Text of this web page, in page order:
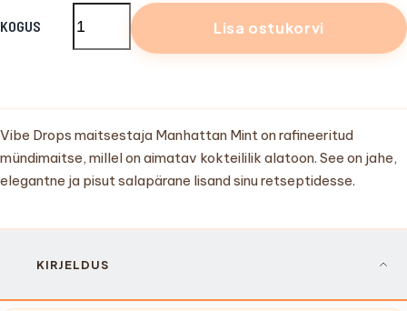
KOGUS Lisa ostukorvi
Vibe Drops maitsestaja Manhattan Minton rafineeritud
mündimaitse, millel on aimatav kokteililik alatoon. See on jahe,
elegantne ja pisut salapärane lisand sinu retseptidesse.
KIRJELDUS